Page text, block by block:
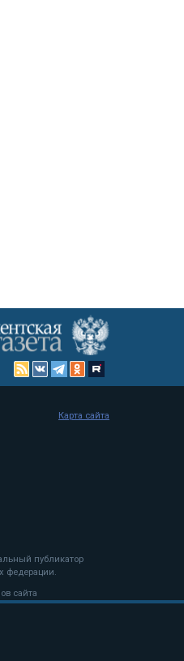
публикатор
федерации.
сайта
Карта сайта